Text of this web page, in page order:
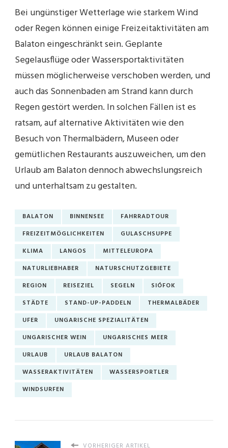
Bei ungünstiger Wetterlage wie starkem Wind
oder Regen können einige Freizeitaktivitäten am
Balaton eingeschränkt sein. Geplante
Segelausflüge oder Wassersportaktivitäten
müssen möglicherweise verschoben werden, und
auch das Sonnenbaden am Strand kann durch
Regen gestört werden. In solchen Fällen ist es
ratsam, auf alternative Aktivitäten wie den
Besuch von Thermalbädern, Museen oder
gemütlichen Restaurants auszuweichen, um den
Urlaub am Balaton dennoch abwechslungsreich
und unterhaltsam zu gestalten.
BALATON BINNENSEE
FAHRRADTOUR
FREIZEITMÖGLICHKEITEN
GULASCHSUPPE
KLIMA
LANGOS
MITTELEUROPA
NATURLIEBHABER
NATURSCHUTZGEBIETE
REGION
REISEZIEL SEGELN
SIÓFOK
STÄDTE
STAND-UP-PADDELN
THERMALBÄDER
UFER
UNGARISCHE SPEZIALITÄTEN
UNGARISCHER WEIN
UNGARISCHES MEER
URLAUB
URLAUB BALATON
WASSERAKTIVITÄTEN
WASSERSPORTLER
WINDSURFEN
VORHERIGER ARTIKEL